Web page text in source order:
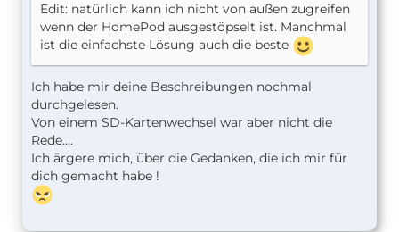
Edit: natürlich kann ich nicht von außen zugreifen
wenn der HomePod ausgestöpselt ist. Manchmal
ist die einfachste Lösung auch die beste
Ich habe mir deine Beschreibungen nochmal
durchgelesen.
Von einem SD-Kartenwechsel war aber nicht die
Rede....
Ich ärgere mich, über die Gedanken, die ich mir für
dich gemacht habe !